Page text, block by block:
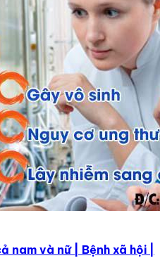
nam và nữ | Bệnh xã hội |